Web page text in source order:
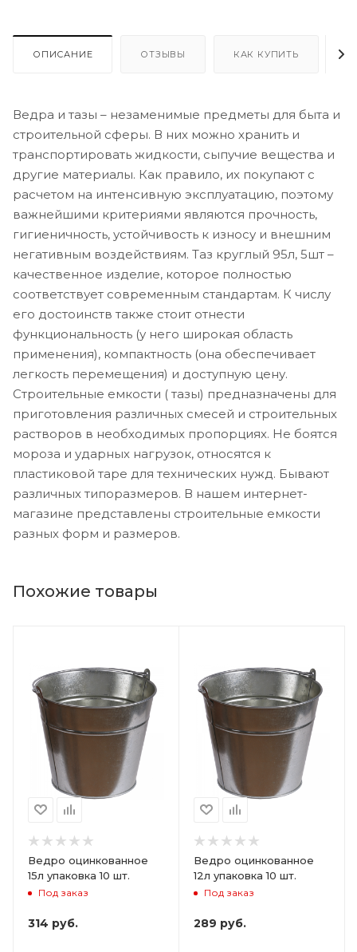
ОПИСАНИЕ ОТЗЫВЫ КАК КУПИТЬ
Ведра и тазы – незаменимые предметы для быта и
строительной сферы. В них можно хранить и
транспортировать жидкости, сыпучие вещества и
другие материалы. Как правило, их покупают с
расчетом на интенсивную эксплуатацию, поэтому
важнейшими критериями являются прочность,
гигиеничность, устойчивость к износу и внешним
негативным воздействиям. Таз круглый 95л, 5шт –
качественное изделие, которое полностью
соответствует современным стандартам. К числу
его достоинств также стоит отнести
функциональность (у него широкая область
применения), компактность (она обеспечивает
легкость перемещения) и доступную цену.
Строительные емкости ( тазы) предназначены для
приготовления различных смесей и строительных
растворов в необходимых пропорциях. Не боятся
мороза и ударных нагрузок, относятся к
пластиковой таре для технических нужд. Бывают
различных типоразмеров. В нашем интернет-
магазине представлены строительные емкости
разных форм и размеров.
Похожие товары
Ведро оцинкованное
15л упаковка 10 шт.
Под заказ
314 руб.
Ведро оцинкованное
12л упаковка 10 шт.
Под заказ
289 руб.